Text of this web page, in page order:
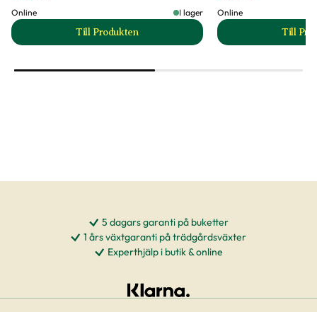
Online
I lager
Till Produkten
till Bevattningsmatta produktsida
Online
Till
5 dagars garanti på buketter
1 års växtgaranti på trädgårdsväxter
Experthjälp i butik & online